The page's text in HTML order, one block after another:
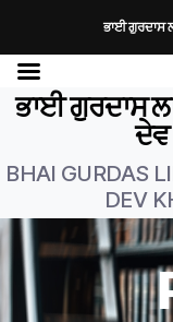
ਭਾਈ ਗੁਰਦਾਸ
ਦੇਵ
BHAI GURDAS
DEV
ਭਾਈ ਗੁਰਦਾਸ